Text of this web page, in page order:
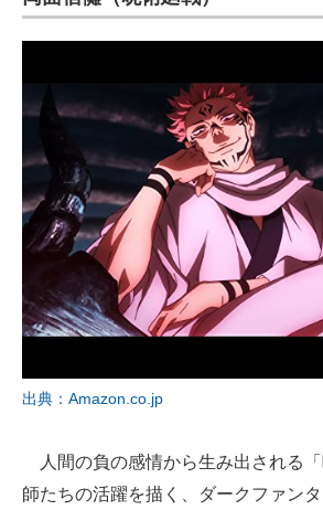
出典：Amazon.co.jp
人間の負の感情から生み出される
師たちの活躍を描く、ダークファン